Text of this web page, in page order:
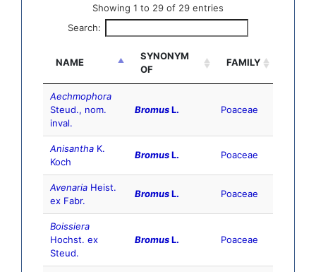
Showing 1 to 29 of 29 entries
Search:
NAME
SYNONYM
OF
FAMILY
Aechmophora
Steud., nom.
inval.
BromusL. Poaceae
Anisantha K.
Koch
BromusL. Poaceae
Avenaria Heist.
ex Fabr.
BromusL. Poaceae
Boissiera
Hochst. ex
Steud.
BromusL. Poaceae